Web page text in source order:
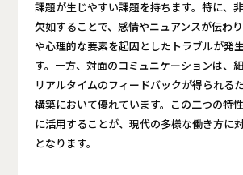
課題が生じやすい課題を持ちます。特に、
欠如することで、感情やニュアンスが伝わ
や心理的な要素を起因としたトラブルが発
す。一方、対面のコミュニケーションは、
リアルタイムのフィードバックが得られる
構築において優れています。この二つの特
に活用することが、現代の多様な働き方に
となります。